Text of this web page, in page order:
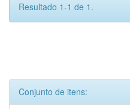
Resultado 1-1 de 1.
Conjunto de itens: